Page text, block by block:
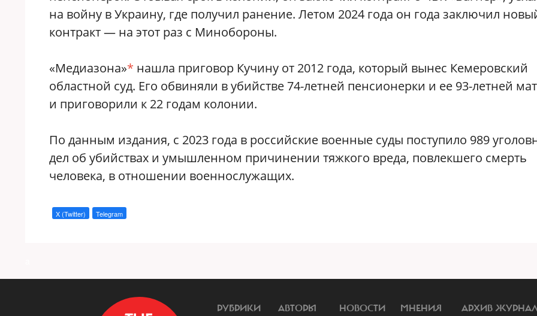
на войну в Украину, где получил ранение. Летом 2024 года он года заключил
контракт — на этот раз с Минобороны.
«Медиазона»* нашла приговор Кучину от 2012 года, который вынес Кемеровский
областной суд. Его обвиняли в убийстве 74-летней пенсионерки и ее 93-летней
и приговорили к 22 годам колонии.
По данным издания, с 2023 года в российские военные суды поступило 989
дел об убийствах и умышленном причинении тяжкого вреда, повлекшего смерть
человека, в отношении военнослужащих.
X (Twitter) Telegram
РУБРИКИ АВТОРЫ НОВОСТИ МНЕНИЯ АРХИВ